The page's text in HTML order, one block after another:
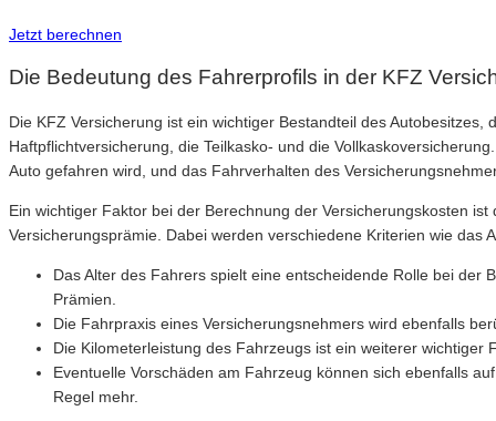
Jetzt berechnen
Die Bedeutung des Fahrerprofils in der KFZ
Die KFZ Versicherung ist ein wichtiger Bestandteil des
Haftpflichtversicherung, die Teilkasko- und die
Auto gefahren wird, und das Fahrverhalten des
Ein wichtiger Faktor bei der Berechnung der Versicherungskosten
Versicherungsprämie. Dabei werden verschiedene Kriterien wie
Das Alter des Fahrers spielt eine entscheidende Rolle bei
Prämien.
Die Fahrpraxis eines Versicherungsnehmers wird ebenfalls
Die Kilometerleistung des Fahrzeugs ist ein weiterer
Eventuelle Vorschäden am Fahrzeug können sich ebenfalls
Regel mehr.